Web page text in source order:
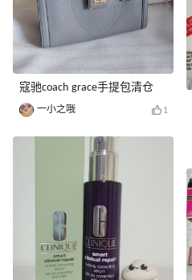
寇驰coach grace手提包清仓
一小之哦 1